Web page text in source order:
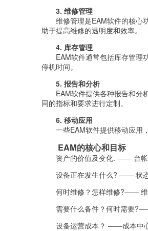
3. 维修管理
维修管理是EAM软件的核心
助于提高维修的透明度和效率。
4. 库存管理
EAM软件通常包括库存管理
停机时间。
5. 报告和分析
EAM软件提供各种报告和分
同的指标和要求进行定制。
6. 移动应用
一些EAM软件提供移动应用
EAM的核心和目标
资产的价值及变化. —— 台
设备正在发生什么? —— 状
何时维修？怎样维修?——
需要什么备件？何时需要
设备运营成本？ ——成本中